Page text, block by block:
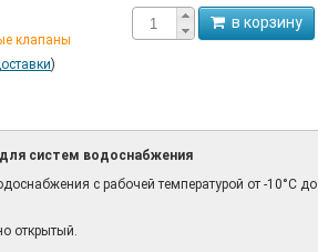
клапаны
)
в корзину
систем водоснабжения
с рабочей температурой от -10°C до
открытый.